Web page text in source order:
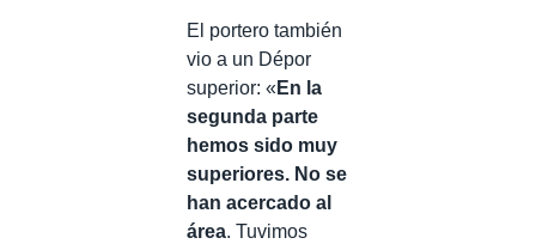
El portero también
vio a un Dépor
superior: « En la
segunda parte
hemos sido muy
superiores. No se
han acercado al
área. Tuvimos